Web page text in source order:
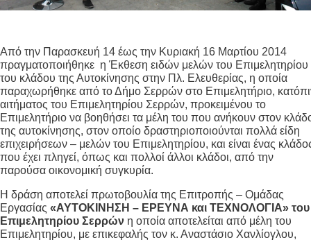
Από την Παρασκευή 14 έως την Κυριακή 16 Μαρτίου 2014
πραγματοποιήθηκε η Έκθεση ειδών μελών του Επιμελητηρίου
του κλάδου της Αυτοκίνησης στην Πλ. Ελευθερίας, η οποία
παραχωρήθηκε από το Δήμο Σερρών στο Επιμελητήριο,
αιτήματος του Επιμελητηρίου Σερρών, προκειμένου το
Επιμελητήριο να βοηθήσει τα μέλη του που ανήκουν στον
της αυτοκίνησης, στον οποίο δραστηριοποιούνται πολλά είδη
επιχειρήσεων – μελών του Επιμελητηρίου, και είναι ένας
που έχει πληγεί, όπως και πολλοί άλλοι κλάδοι, από την
παρούσα οικονομική συγκυρία.
Η δράση αποτελεί πρωτοβουλία της Επιτροπής – Ομάδας
Εργασίας «ΑΥΤΟΚΙΝΗΣΗ – ΕΡΕΥΝΑ και ΤΕΧΝΟΛΟΓΙΑ» του
Επιμελητηρίου Σερρών η οποία αποτελείται από μέλη του
Επιμελητηρίου, με επικεφαλής τον κ. Αναστάσιο Χανλίογλου,